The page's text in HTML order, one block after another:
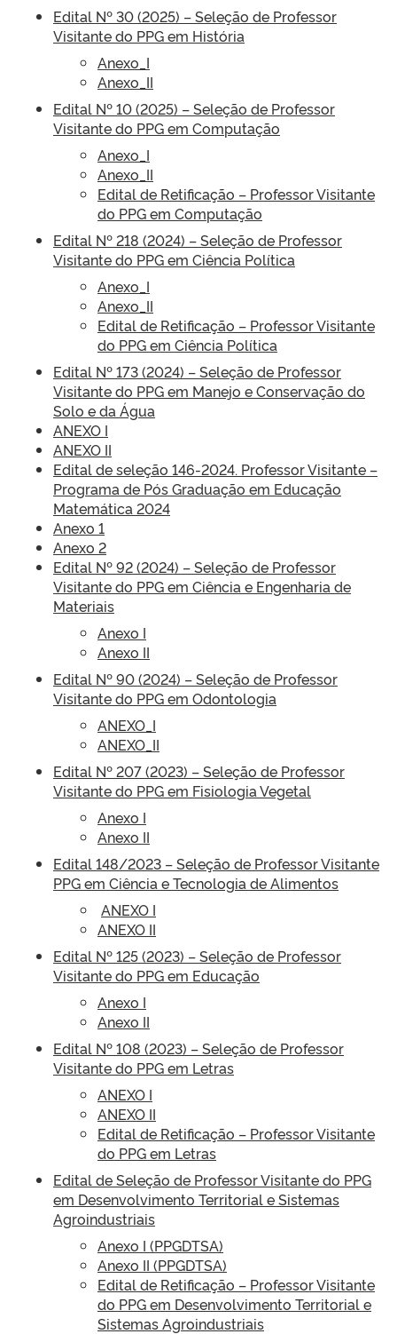
Edital Nº 30 (2025) – Seleção de Professor
Visitante do PPG em História
Anexo_I
Anexo_II
Edital Nº 10 (2025) – Seleção de Professor
Visitante do PPG em Computação
Anexo_I
Anexo_II
Edital de Retificação – Professor Visitante
do PPG em Computação
Edital Nº 218 (2024) – Seleção de Professor
Visitante do PPG em Ciência Política
Anexo_I
Anexo_II
Edital de Retificação – Professor Visitante
do PPG em Ciência Política
Edital Nº 173 (2024) – Seleção de Professor
Visitante do PPG em Manejo e Conservação do
Solo e da Água
ANEXO I
ANEXO II
Edital de seleção 146-2024. Professor Visitante –
Programa de Pós Graduação em Educação
Matemática 2024
Anexo 1
Anexo 2
Edital Nº 92 (2024) – Seleção de Professor
Visitante do PPG em Ciência e Engenharia de
Materiais
Anexo I
Anexo II
Edital Nº 90 (2024) – Seleção de Professor
Visitante do PPG em Odontologia
ANEXO_I
ANEXO_II
Edital Nº 207 (2023) – Seleção de Professor
Visitante do PPG em Fisiologia Vegetal
Anexo I
Anexo II
Edital 148/2023 – Seleção de Professor Visitante
PPG em Ciência e Tecnologia de Alimentos
ANEXO I
ANEXO II
Edital Nº 125 (2023) – Seleção de Professor
Visitante do PPG em Educação
Anexo I
Anexo II
Edital Nº 108 (2023) – Seleção de Professor
Visitante do PPG em Letras
ANEXO I
ANEXO II
Edital de Retificação – Professor Visitante
do PPG em Letras
Edital de Seleção de Professor Visitante do PPG
em Desenvolvimento Territorial e Sistemas
Agroindustriais
Anexo I (PPGDTSA)
Anexo II (PPGDTSA)
Edital de Retificação – Professor Visitante
do PPG em Desenvolvimento Territorial e
Sistemas Agroindustriais